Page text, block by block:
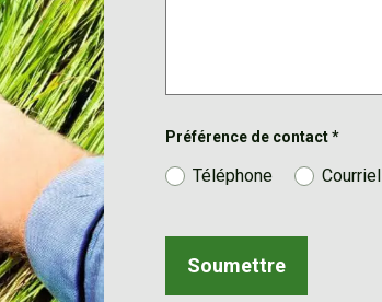
Préférence de contact*
Téléphone Courriel